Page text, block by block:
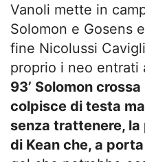
Vanoli mette in
Solomon e Gosens
fine Nicolussi
proprio i neo entrati
93’ Solomon
colpisce di testa
senza trattenere,
di Kean che, a